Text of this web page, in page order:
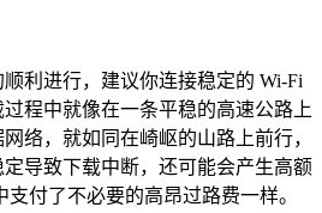
利进行，建议你连接稳定的 Wi-Fi
程中就像在一条平稳的高速公路上
络，就如同在崎岖的山路上前行，
导致下载中断，还可能会产生高额
付了不必要的高昂过路费一样。